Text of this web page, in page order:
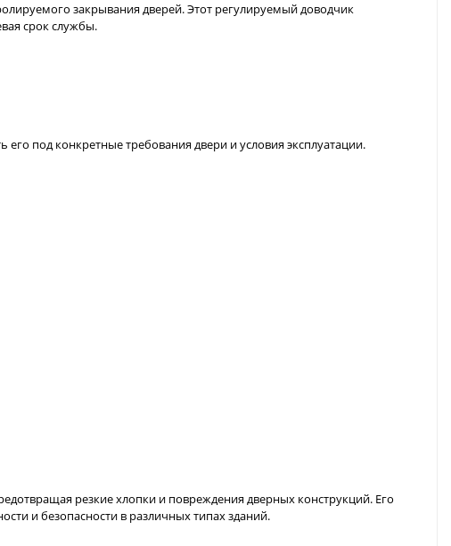
закрывания дверей. Этот регулируемый доводчик
срок службы.
его под конкретные требования двери и условия эксплуатации.
резкие хлопки и повреждения дверных конструкций. Его
и безопасности в различных типах зданий.